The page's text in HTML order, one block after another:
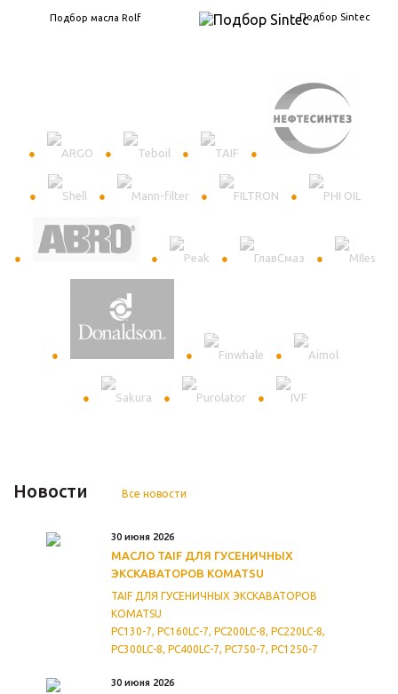
Подбор масла Rolf Подбор Sintec
Новости Все новости
30 июня 2026
МАСЛО TAIF ДЛЯ ГУСЕНИЧНЫХ
ЭКСКАВАТОРОВ KOMATSU
TAIF ДЛЯ ГУСЕНИЧНЫХ ЭКСКАВАТОРОВ
KOMATSU
PC130-7, PC160LC-7, PC200LC-8, PC220LC-8,
PC300LC-8, PC400LC-7, PC750-7, PC1250-7
30 июня 2026